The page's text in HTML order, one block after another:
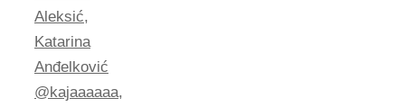
Aleksić,
Katarina
Anđelković
@kajaaaaaa,